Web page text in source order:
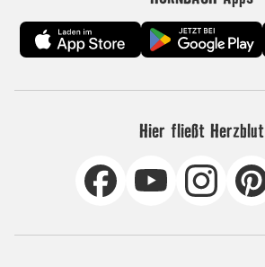
Hier fließt Herzblut